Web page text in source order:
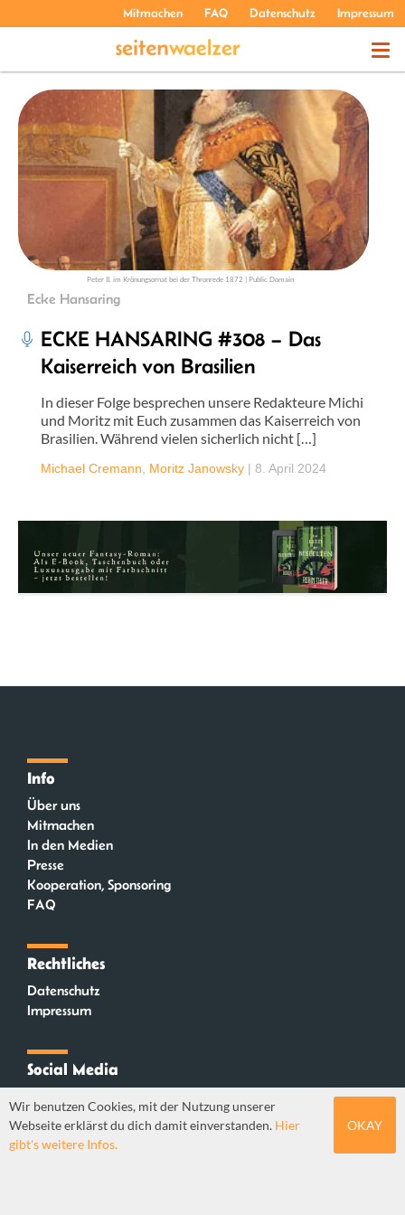
Mitmachen FAQ Datenschutz Impressum
THEMEN
PODCASTS
ÜBER UNS
Peter II. im Krönungsornat bei der Thronrede 1872 | Public Domain
Ecke Hansaring
ECKE HANSARING #308 – Das
Kaiserreich von Brasilien
In dieser Folge besprechen unsere Redakteure Michi
und Moritz mit Euch zusammen das Kaiserreich von
Brasilien. Während vielen sicherlich nicht […]
Michael Cremann Moritz Janowsky | 8. April 2024
Info
Über uns
Mitmachen
In den Medien
Presse
Kooperation, Sponsoring
FAQ
Rechtliches
Datenschutz
Impressum
Social Media
Mastodon
Wir benutzen Cookies, mit der Nutzung unserer
Webseite erklärst du dich damit einverstanden. Hier
gibt's weitere Infos.
OKAY